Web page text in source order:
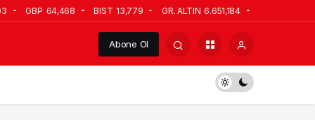
GBP 64,468 BIST 13,779 GR. ALTIN 6.651,184
Abone Ol